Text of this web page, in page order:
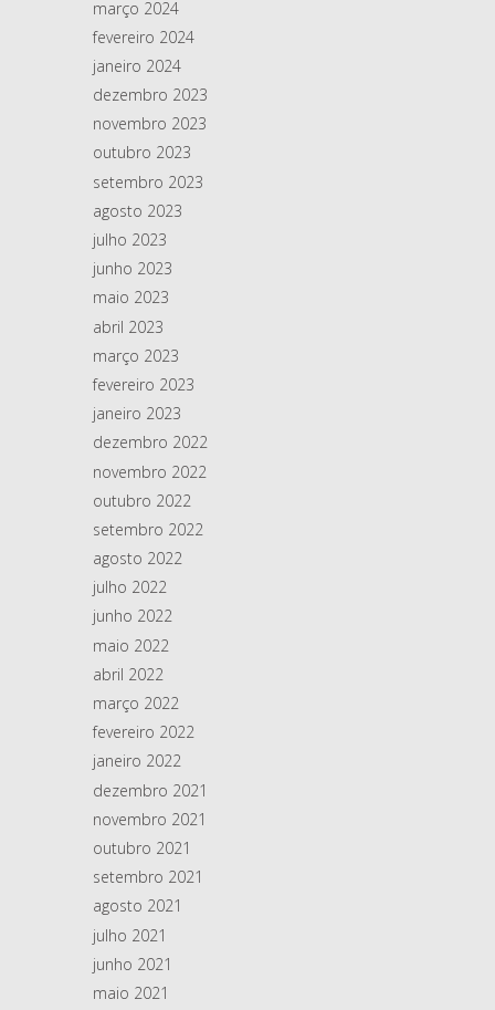
março 2024
fevereiro 2024
janeiro 2024
dezembro 2023
novembro 2023
outubro 2023
setembro 2023
agosto 2023
julho 2023
junho 2023
maio 2023
abril 2023
março 2023
fevereiro 2023
janeiro 2023
dezembro 2022
novembro 2022
outubro 2022
setembro 2022
agosto 2022
julho 2022
junho 2022
maio 2022
abril 2022
março 2022
fevereiro 2022
janeiro 2022
dezembro 2021
novembro 2021
outubro 2021
setembro 2021
agosto 2021
julho 2021
junho 2021
maio 2021